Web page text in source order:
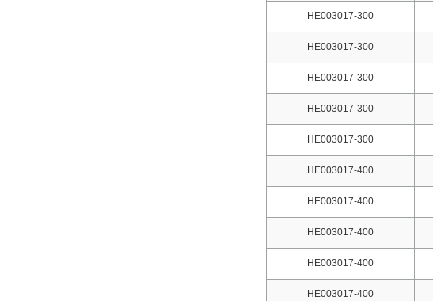
HE003017-300
HE003017-300
HE003017-300
HE003017-300
HE003017-300
HE003017-400
HE003017-400
HE003017-400
HE003017-400
HE003017-400